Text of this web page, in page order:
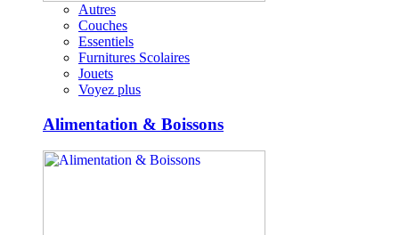
Autres
Couches
Essentiels
Furnitures Scolaires
Jouets
Voyez plus
Alimentation & Boissons